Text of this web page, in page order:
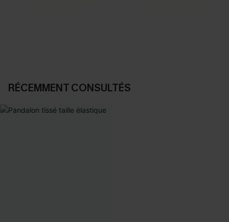
RÉCEMMENT CONSULTÉS